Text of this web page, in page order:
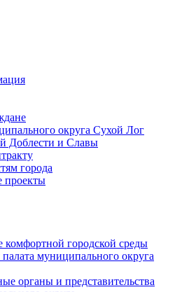
округа Сухой Лог
Доблести и Славы
города
проекты
городской среды
муниципального округа
органы и представительства